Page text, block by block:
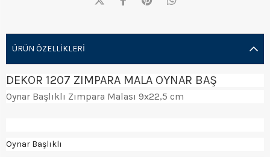
ÜRÜN ÖZELLIKLERI
DEKOR 1207 ZIMPARA MALA OYNAR BAŞ
Oynar Başlıklı Zımpara Malası 9x22,5 cm
Oynar Başlıklı